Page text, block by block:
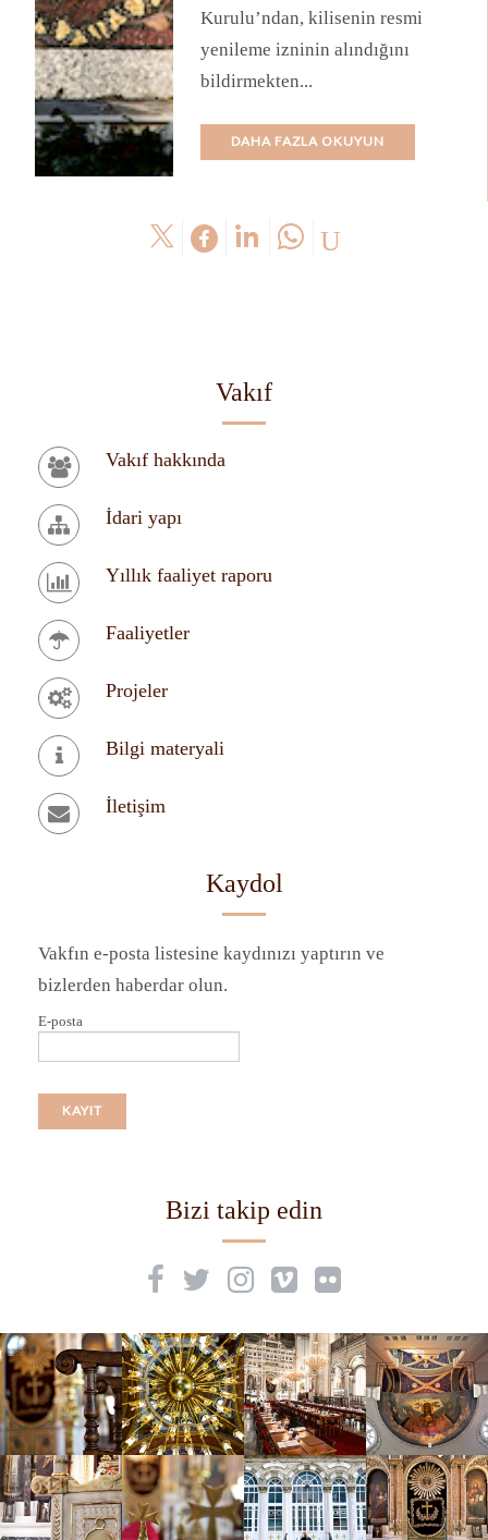
Vakıf
Vakıf hakkında
İdari yapı
Yıllık faaliyet raporu
Faaliyetler
Projeler
Bilgi materyali
İletişim
Kaydol
Vakfın e-posta listesine kaydınızı yaptırın ve
bizlerden haberdar olun.
E-posta
Bizi takip edin
Kurulu’ndan, kilisenin resmi
yenileme izninin alındığını
bildirmekten...
DAHA FAZLA OKUYUN